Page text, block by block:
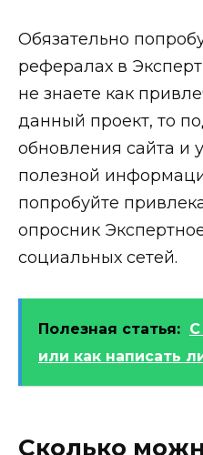
Обязательно
рефералах в
не знаете как
данный проект, то
обновления сайта и
полезной
попробуйте
опросник
социальных сетей.
Полезная статья: С
или как написать
Сколько